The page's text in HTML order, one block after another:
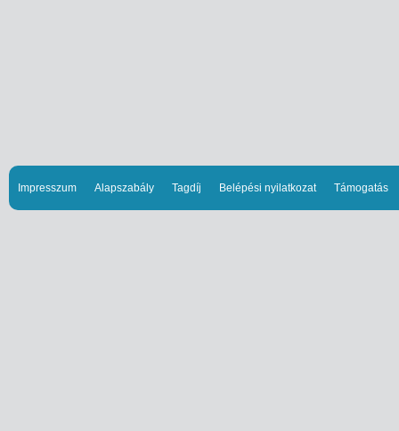
Impresszum Alapszabály Tagdíj Belépési nyilatkozat Támogatás